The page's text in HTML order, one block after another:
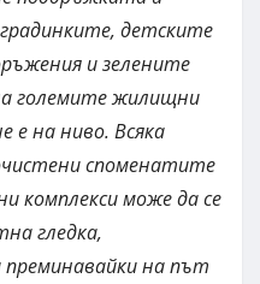
детските
и зелените
големите жилищни
е на ниво. Всяка
споменатите
комплекси може да се
гледка,
преминавайки на път